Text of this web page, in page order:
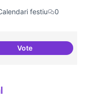
festiu
0
VoteUna única Festa